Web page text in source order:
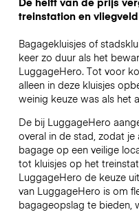
treinstation en vliegveld
Bagagekluisjes of
keer zo duur als het
LuggageHero. Tot voor
alleen in deze kluisjes
weinig keuze was als het
De bij LuggageHero
overal in de stad, zodat
bagage op een veilige
tot kluisjes op het
LuggageHero de keuze
van LuggageHero is om
bagageopslag te bieden,